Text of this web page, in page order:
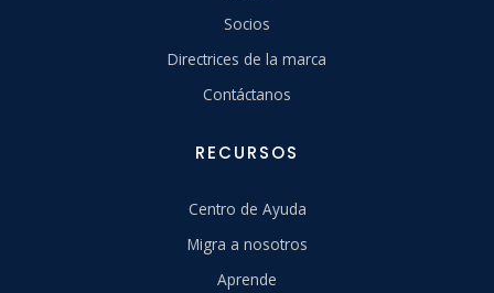
Socios
Directrices de la marca
Contáctanos
RECURSOS
Centro de Ayuda
Migra a nosotros
Aprende